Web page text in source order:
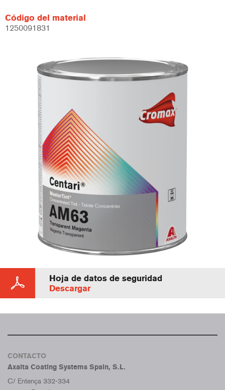
Código del material
1250091831
Hoja de datos de seguridad
Descargar
CONTACTO
Axalta Coating Systems Spain, S.L.
C/ Entença 332-334